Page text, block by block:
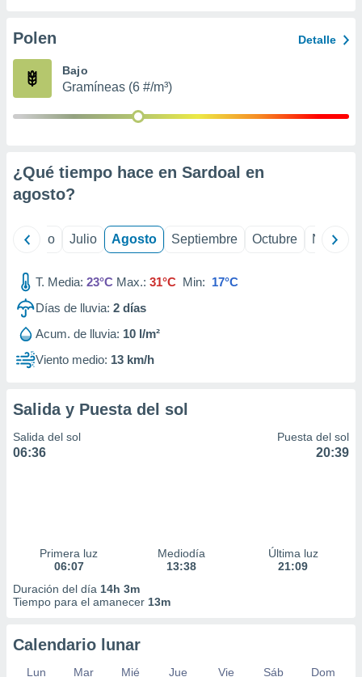
e
mediante
de
1199
Polen Detalle
Bajo
Gramíneas (6 #/m³)
¿Qué tiempo hace en Sardoal en
agosto?
Junio Julio Agosto Septiembre Octubre
T. Media: 23°C Max.: 31°C Min: 17°C
Días de lluvia: 2 días
Acum. de lluvia: 10 l/m²
Viento medio: 13 km/h
Salida y Puesta del sol
Salida del sol
06:36
Puesta del sol
20:39
Primera luz
06:07
Mediodía
13:38
Última luz
21:09
Duración del día 14h 3m
Tiempo para el amanecer 13m
Calendario lunar
Lun Mar Mié Jue Vie Sáb
Dom